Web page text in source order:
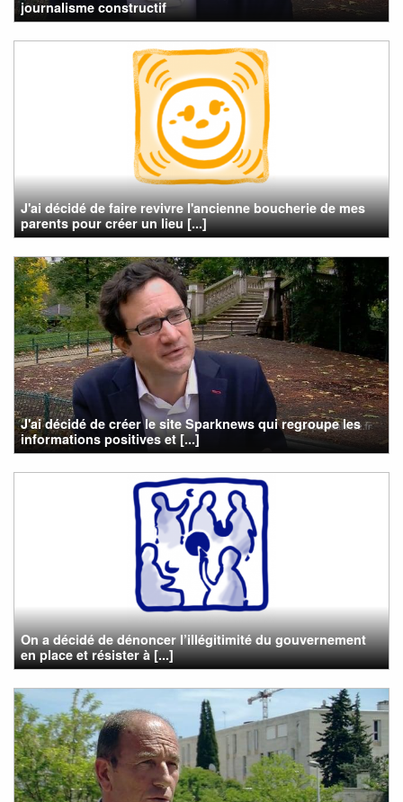
journalisme constructif
J'ai décidé de faire revivre l'ancienne boucherie de mes
parents pour créer un lieu [...]
J'ai décidé de créer le site Sparknews qui regroupe les
informations positives et [...]
On a décidé de dénoncer l’illégitimité du gouvernement
en place et résister à [...]